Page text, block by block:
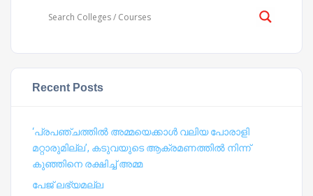
Recent Posts
‘പ്രപഞ്ചത്തില്‍ അമ്മയെക്കാള്‍ വലിയ പോരാളി
മറ്റാരുമില്ല’, കടുവയുടെ ആക്രമണത്തില്‍ നിന്ന്
കുഞ്ഞിനെ രക്ഷിച്ച് അമ്മ
പേജ് ലഭ്യമല്ല